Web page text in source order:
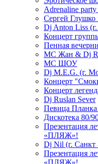
Adrenaline
Сергей Глушко
Dj Anton Liss
Концерт
Пенная
МС Жан & Dj
МС ШОУ
Dj M.E.G. (г.
Концерт
Концерт
Dj Ruslan Sever
Певица
Дискотека 80/
Презентация
«ПЛЯЖ»!
Dj Nil (г. Санкт
Презентация
«ПЛЯЖ»!